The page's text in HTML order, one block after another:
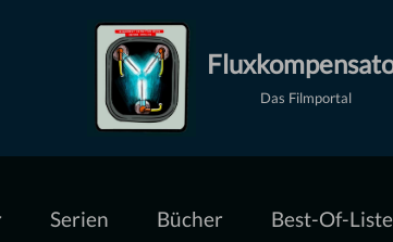
Das Filmportal
Serien Bücher Best-Of-